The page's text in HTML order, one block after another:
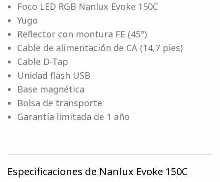
Foco LED RGB Nanlux Evoke 150C
Yugo
Reflector con montura FE (45°)
Cable de alimentación de CA (14,7 pies)
Cable D-Tap
Unidad flash USB
Base magnética
Bolsa de transporte
Garantía limitada de 1 año
Especificaciones de Nanlux Evoke 150C